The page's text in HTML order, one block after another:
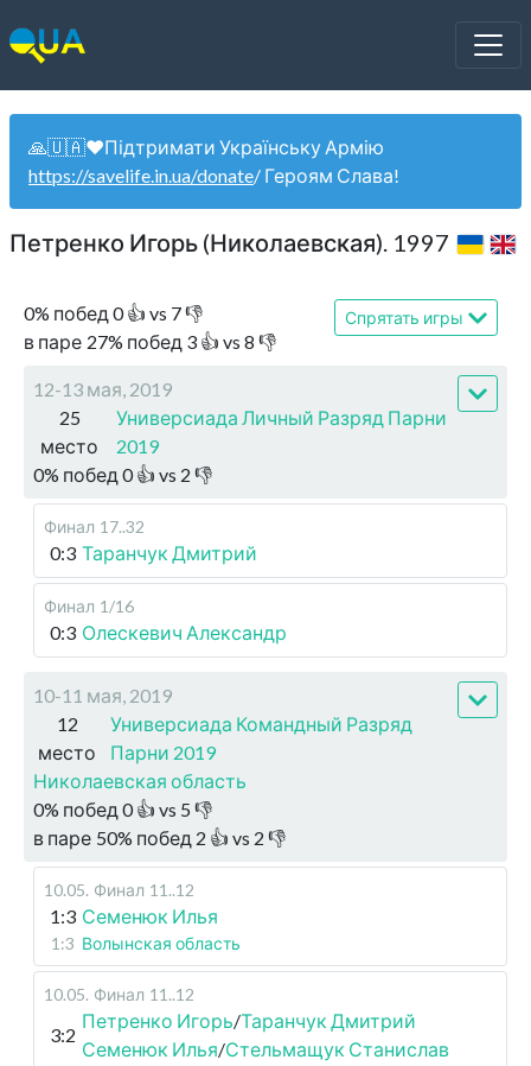
🙏🇺🇦❤️Підтримати Українську Армію
https://savelife.in.ua/donate/ Героям Слава!
Петренко Игорь (Николаевская). 1997
0% побед 0👍 vs 7👎
в паре 27% побед 3 👍 vs 8 👎
Спрятать игры
12-13 мая, 2019
25
место
Универсиада Личный Разряд Парни
2019
0% побед 0👍 vs 2 👎
Финал 17..32
0:3 Таранчук Дмитрий
Финал 1/16
0:3 Олескевич Александр
10-11 мая, 2019
12
место
Универсиада Командный Разряд
Парни 2019
Николаевская область
0% побед 0👍 vs 5 👎
в паре 50% побед 2 👍 vs 2 👎
10.05. Финал 11..12
1:3 Семенюк Илья
1:3 Волынская область
10.05. Финал 11..12
3:2
Петренко Игорь/Таранчук Дмитрий
Семенюк Илья/Стельмащук Станислав